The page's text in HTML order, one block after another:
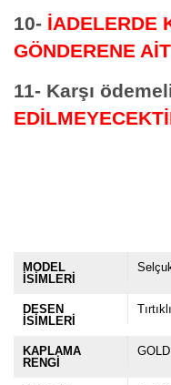
10- İADELERDE
GÖNDERENE
11- Karşı
MODEL
İSİMLERİ
DESEN
İSİMLERİ
Tırtıklı
KAPLAMA
RENGİ
GOLD